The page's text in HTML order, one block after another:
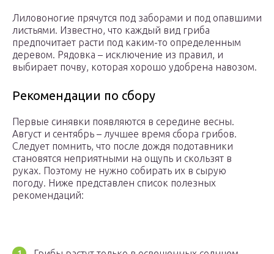
Лиловоногие прячутся под заборами и под опавшими
листьями. Известно, что каждый вид гриба
предпочитает расти под каким-то определенным
деревом. Рядовка – исключение из правил, и
выбирает почву, которая хорошо удобрена навозом.
Рекомендации по сбору
Первые синявки появляются в середине весны.
Август и сентябрь – лучшее время сбора грибов.
Следует помнить, что после дождя подотавники
становятся неприятными на ощупь и скользят в
руках. Поэтому не нужно собирать их в сырую
погоду. Ниже представлен список полезных
рекомендаций: